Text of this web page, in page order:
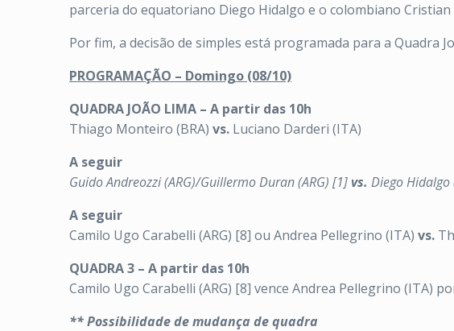
parceria do equatoriano Diego Hidalgo e o colombiano Cristian
Por fim, a decisão de simples está programada para a Quadra
PROGRAMAÇÃO – Domingo (08/10)
QUADRA JOÃO LIMA – A partir das 10h
Thiago Monteiro (BRA) vs. Luciano Darderi (ITA)
A seguir
Guido Andreozzi (ARG)/Guillermo Duran (ARG) [1] vs. Diego Hidalgo
A seguir
Camilo Ugo Carabelli (ARG) [8] ou Andrea Pellegrino (ITA) vs.
QUADRA 3 – A partir das 10h
Camilo Ugo Carabelli (ARG) [8] vence Andrea Pellegrino (ITA)
** Possibilidade de mudança de quadra